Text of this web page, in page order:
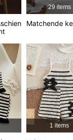
Maat: 2-3Y
Maat: 6-9M
5.8K
5.8K
5.8K
5.8K
29 items
Matchende
1 items